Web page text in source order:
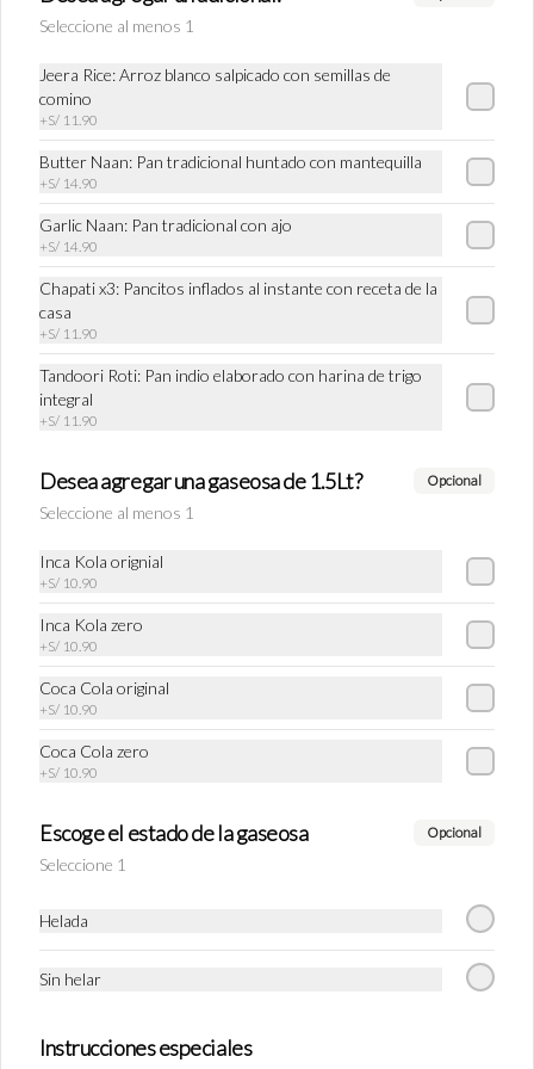
S/ 31.90
Tandoori Brocoli
Brócoli sancochado, bañados en salsa de
cashew, leche y cardamomo. Asados en el
Tandoor, y acompañados de lechuga,
chutney de menta y tamarindo
S/ 26.90
Conócenos
Zonas de despacho
Términos y condiciones
Política de privacidad
Redes sociales
Instagram
Pedir
Política de Cookies
Seleccione al menos 1
Jeera Rice: Arroz blanco salpicado con semillas de
comino
+S/ 11.90
Butter Naan: Pan tradicional huntado con mantequilla
+S/ 14.90
Garlic Naan: Pan tradicional con ajo
+S/ 14.90
Chapati x3: Pancitos inflados al instante con receta de la
casa
+S/ 11.90
Tandoori Roti: Pan indio elaborado con harina de trigo
integral
+S/ 11.90
Desea agregar una gaseosa de 1.5Lt? Opcional
Seleccione al menos 1
Inca Kola orignial
+S/ 10.90
Inca Kola zero
+S/ 10.90
Coca Cola original
+S/ 10.90
Coca Cola zero
+S/ 10.90
Escoge el estado de la gaseosa Opcional
Seleccione 1
Helada
Sin helar
Instrucciones especiales